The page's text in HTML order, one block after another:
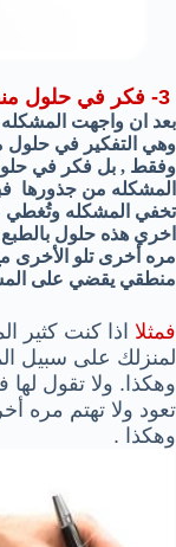
3- فكر في حلول منطقية :
بعد ان واجهت المشكله
وهي التفكير في حلول
وفقط , بل فكر في حلول
المشكله من جذورها
تخفي المشكله وتُغطي
اخري هذه حلول
مره أخرى تلو الأخرى
منطقي يقضي على
فمثلا اذا كنت كثير
لمنزلك على سبيل
وهكذا. ولا تقول
تعود ولا تهتم مره
وهكذا .